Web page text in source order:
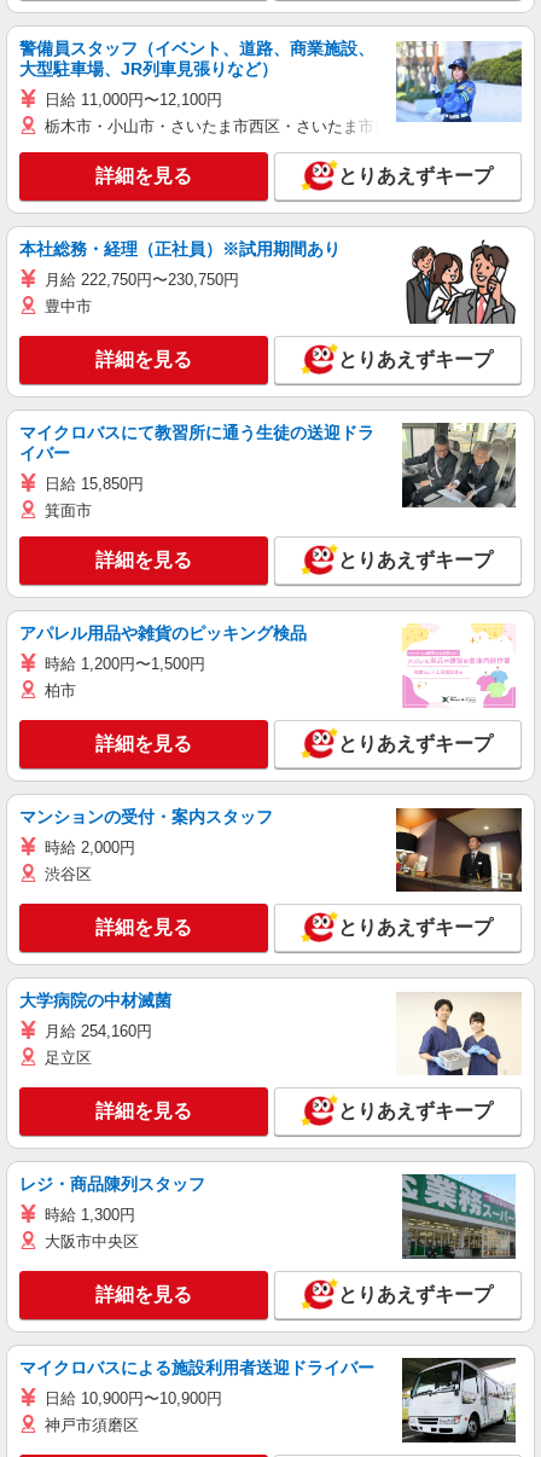
警備員スタッフ（イベント、道路、商業施設、
大型駐車場、JR列車見張りなど）
日給 11,000円〜12,100円
栃木市・小山市・さいたま市西区・さいたま市岩槻区・久喜市・蓮田
詳細を見る とりあえずキープ
本社総務・経理（正社員）※試用期間あり
月給 222,750円〜230,750円
豊中市
詳細を見る とりあえずキープ
マイクロバスにて教習所に通う生徒の送迎ドラ
イバー
日給 15,850円
箕面市
詳細を見る とりあえずキープ
アパレル用品や雑貨のピッキング検品
時給 1,200円〜1,500円
柏市
詳細を見る とりあえずキープ
マンションの受付・案内スタッフ
時給 2,000円
渋谷区
詳細を見る とりあえずキープ
大学病院の中材滅菌
月給 254,160円
足立区
詳細を見る とりあえずキープ
レジ・商品陳列スタッフ
時給 1,300円
大阪市中央区
詳細を見る とりあえずキープ
マイクロバスによる施設利用者送迎ドライバー
日給 10,900円〜10,900円
神戸市須磨区